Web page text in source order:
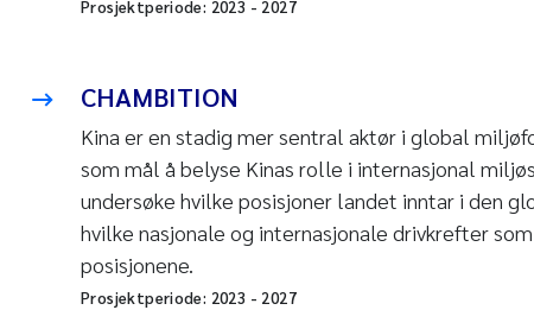
Prosjektperiode: 2023 - 2027
CHAMBITION
Kina er en stadig mer sentral aktør i global
som mål å belyse Kinas rolle i internasjonal
undersøke hvilke posisjoner landet inntar i den
hvilke nasjonale og internasjonale drivkrefter
posisjonene.
Prosjektperiode: 2023 - 2027